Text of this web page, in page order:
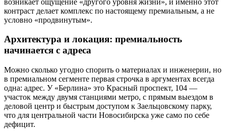
контраст делает комплекс по настоящему премиальным, а не
условно «продвинутым».
Архитектура и локация: премиальность
начинается с адреса
Можно сколько угодно спорить о материалах и инженерии, но
в премиальном сегменте первая строчка в аргументах всегда
одна: адрес. У «Берлина» это Красный проспект, 104 —
участок между двумя станциями метро, с прямым выездом в
деловой центр и быстрым доступом к Заельцовскому парку,
что для центральной части Новосибирска уже само по себе
дефицит.